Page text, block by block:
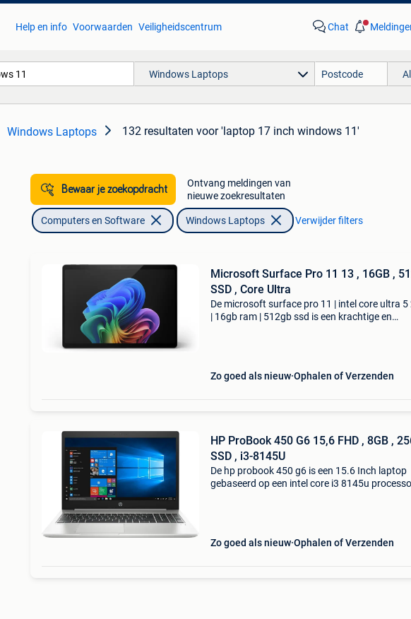
Help en info Voorwaarden Veiligheidscentrum Chat
Windows Laptops
Windows Laptops 132 resultaten voor 'laptop 17 inch windows 11'
Bewaar je zoekopdracht
Ontvang meldingen van
nieuwe zoekresultaten
Computers en Software Windows Laptops Verwijder filters
Microsoft Surface Pro 11 13 , 16GB ,
SSD , Core Ultra
De microsoft surface pro 11 | intel core ultra 5
| 16gb ram | 512gb ssd is een krachtige en
Zo goed als nieuw Ophalen of Verzenden
HP ProBook 450 G6 15,6 FHD , 8GB ,
SSD , i3-8145U
De hp probook 450 g6 is een 15.6 Inch laptop
gebaseerd op een intel core i3 8145u
Zo goed als nieuw Ophalen of Verzenden